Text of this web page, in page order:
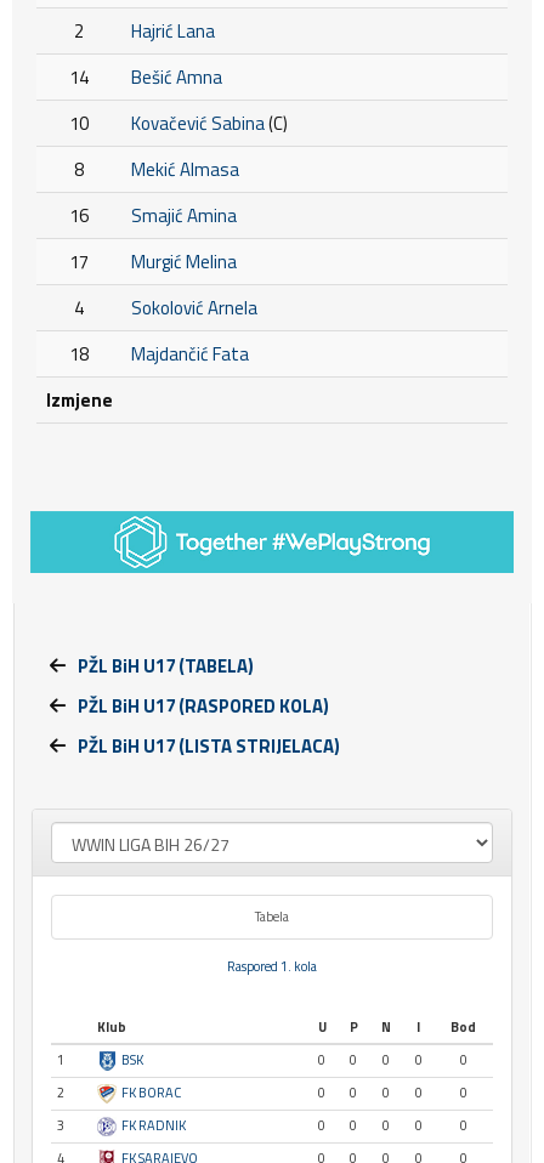
2
Hajrić Lana
14
Bešić Amna
10
Kovačević Sabina(C)
8
Mekić Almasa
16
Smajić Amina
17
Murgić Melina
4
Sokolović Arnela
18
Majdančić Fata
Izmjene
PŽL BiH U17 (TABELA)
PŽL BiH U17 (RASPORED KOLA)
PŽL BiH U17 (LISTA STRIJELACA)
Tabela
Raspored 1. kola
Klub U P N I
Bod
1
BSK 0 0 0 0
0
2
FK BORAC 0 0 0 0
0
3
FK RADNIK 0 0 0 0
0
4
FK SARAJEVO 0 0 0 0 0